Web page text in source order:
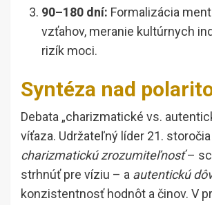
90–180 dní: Formalizácia
vzťahov, meranie kultúrnych
rizík moci.
Syntéza nad
Debata „charizmatické vs.
víťaza. Udržateľný líder 21.
charizmatickú zrozumiteľnosť–
strhnúť pre víziu – a autentickú
konzistentnosť hodnôt a činov. V